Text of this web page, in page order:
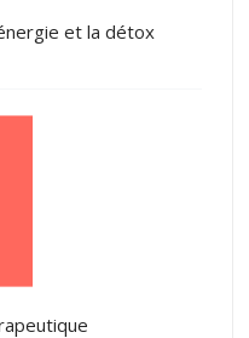
et la détox